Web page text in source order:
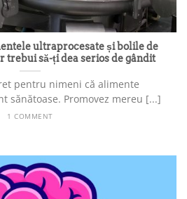
ultraprocesate și bolile de
trebui să-ți dea serios de gândit
pentru nimeni că alimente
sănătoase. Promovez mereu [...]
1 COMMENT